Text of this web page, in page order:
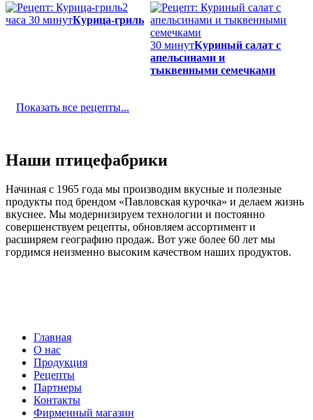
2
часа 30 минутКурица-гриль
30 минутКуриный салат с
апельсинами и
тыквенными семечками
Показать все рецепты...
Наши птицефабрики
Начиная с 1965 года мы производим вкусные и полезные
продукты под брендом «Павловская курочка» и делаем жизнь
вкуснее. Мы модернизируем технологии и постоянно
совершенствуем рецепты, обновляем ассортимент и
расширяем географию продаж. Вот уже более 60 лет мы
гордимся неизменно высоким качеством наших продуктов.
Главная
О нас
Продукция
Рецепты
Партнеры
Контакты
Фирменный магазин